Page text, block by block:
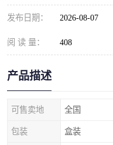
发布日期： 2026-08-07
阅 读 量： 408
产品描述
可售卖地 全国
包装 盒装